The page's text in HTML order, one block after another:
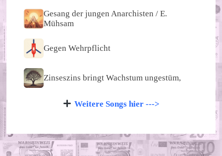
Gesang der jungen Anarchisten / E.
Mühsam
Gegen Wehrpflicht
Zinseszins bringt Wachstum ungestüm,
Weitere Songs hier --->